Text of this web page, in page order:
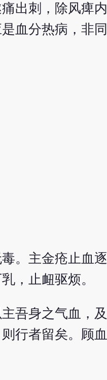
出刺，除风痺
血分热病，非
。主金疮止血
，止衄驱烦。
吾身之气血，
行者留矣。顾